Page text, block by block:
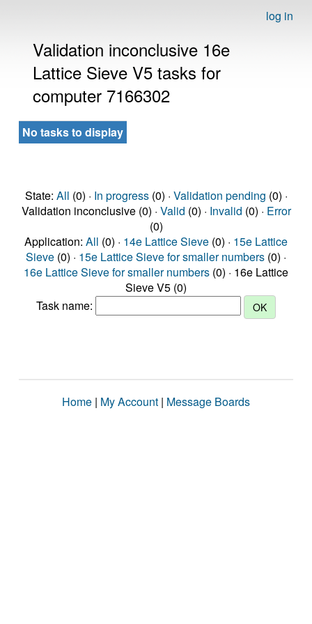
log in
Validation inconclusive 16e
Lattice Sieve V5 tasks for
computer 7166302
No tasks to display
State: All (0) · In progress(0) · Validation pending (0) ·
Validation inconclusive (0) · Valid (0) · Invalid (0) · Error
(0)
Application: All (0) · 14e Lattice Sieve (0) · 15e Lattice
Sieve (0) · 15e Lattice Sieve for smaller numbers (0) ·
16e Lattice Sieve for smaller numbers (0) · 16e Lattice
Sieve V5 (0)
Task name:
Home | My Account | Message Boards